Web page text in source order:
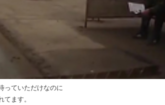
っていただけなのに
てます。